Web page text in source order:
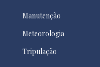
Manutenção
Meteorologia
Tripulação